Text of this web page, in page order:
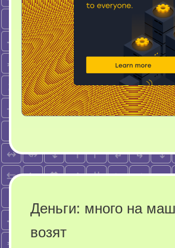
Деньги: много на
возят